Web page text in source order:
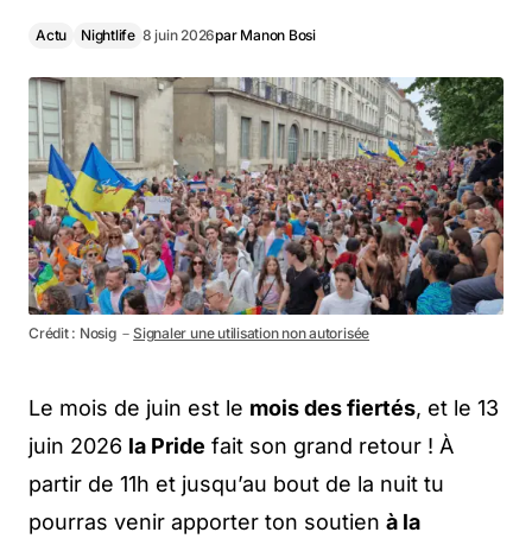
Actu Nightlife 8 juin 2026par Manon Bosi
Crédit : Nosig －Signaler une utilisation non autorisée
Le mois de juin est le mois des fiertés, et le 13
juin 2026 la Pride fait son grand retour ! À
partir de 11h et jusqu’au bout de la nuit tu
pourras venir apporter ton soutien à la